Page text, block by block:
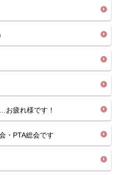
お疲れ様です！
・PTA総会です